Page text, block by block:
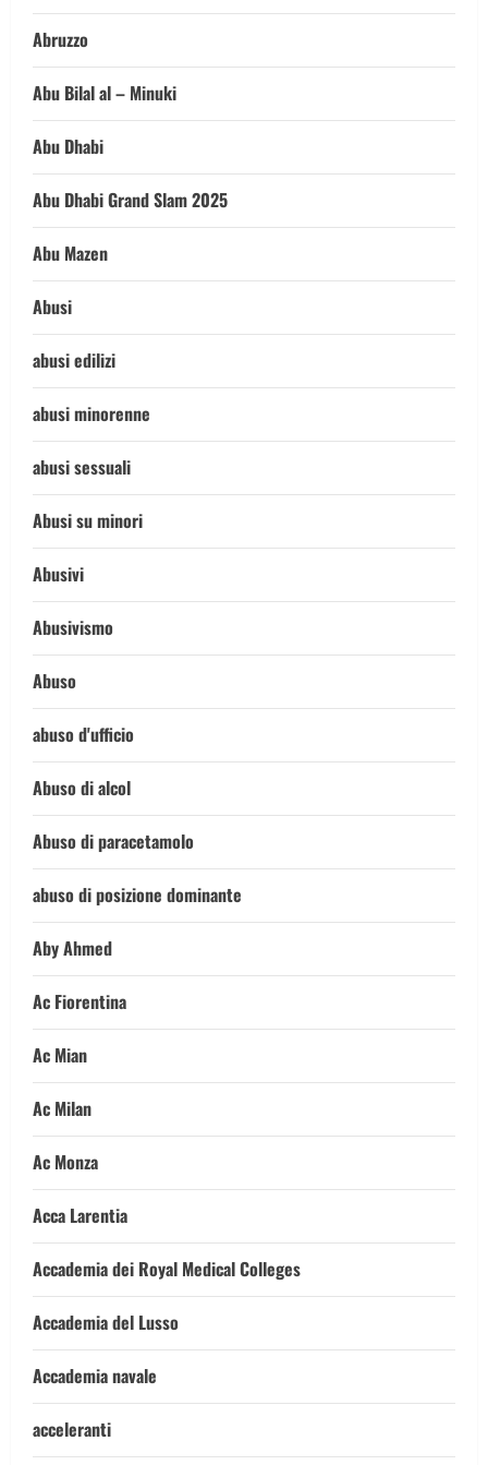
Abruzzo
Abu Bilal al – Minuki
Abu Dhabi
Abu Dhabi Grand Slam 2025
Abu Mazen
Abusi
abusi edilizi
abusi minorenne
abusi sessuali
Abusi su minori
Abusivi
Abusivismo
Abuso
abuso d'ufficio
Abuso di alcol
Abuso di paracetamolo
abuso di posizione dominante
Aby Ahmed
Ac Fiorentina
Ac Mian
Ac Milan
Ac Monza
Acca Larentia
Accademia dei Royal Medical Colleges
Accademia del Lusso
Accademia navale
acceleranti